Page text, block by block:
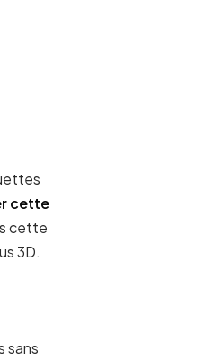
cette
cette
3D.
sans